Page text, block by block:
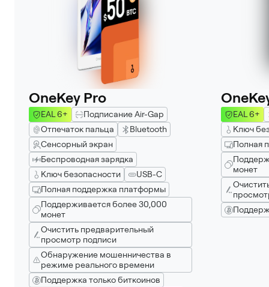
OneKey Pro
EAL 6+
Подписание Air-Gap
Отпечаток пальца
Bluetooth
Сенсорный экран
Беспроводная зарядка
Ключ безопасности
USB-C
Полная поддержка платформы
Поддерживается более 30,000
монет
Очистить предварительный
просмотр подписи
Обнаружение мошенничества в
режиме реального времени
Поддержка только биткоинов
EAL 6+
Ключ
Полная
монет